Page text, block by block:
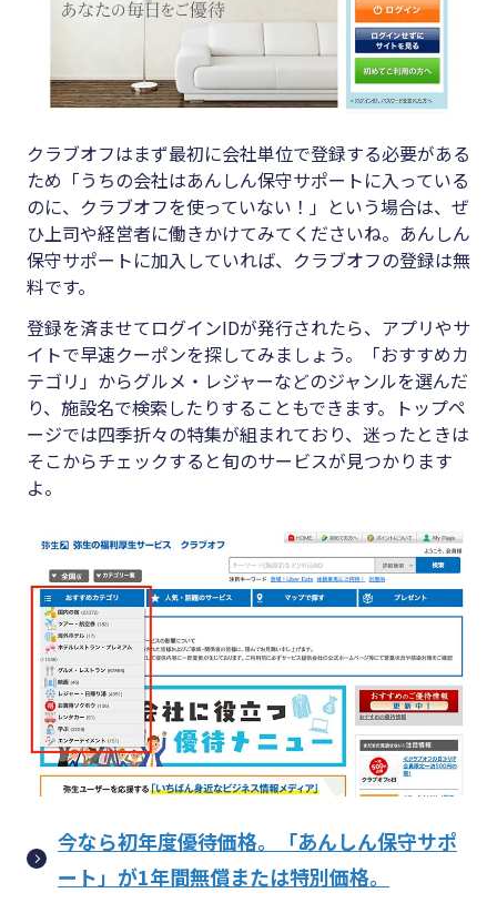
クラブオフはまず最初に会社単位で登録する必要がある
ため「うちの会社はあんしん保守サポートに入っている
のに、クラブオフを使っていない！」という場合は、ぜ
ひ上司や経営者に働きかけてみてくださいね。あんしん
保守サポートに加入していれば、クラブオフの登録は無
料です。
登録を済ませてログインIDが発行されたら、アプリやサ
イトで早速クーポンを探してみましょう。「おすすめカ
テゴリ」からグルメ・レジャーなどのジャンルを選んだ
り、施設名で検索したりすることもできます。トップペ
ージでは四季折々の特集が組まれており、迷ったときは
そこからチェックすると旬のサービスが見つかります
よ。
今なら初年度優待価格。「あんしん保守サポ
ート」が1年間無償または特別価格。